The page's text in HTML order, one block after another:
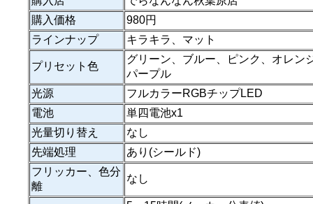
購入価格
980円
ラインナップ
キラキラ、マット
プリセット色
グリーン、ブルー、ピンク、オレン
パープル
光源
フルカラーRGBチップLED
電池
単四電池x1
光量切り替え
なし
先端処理
あり(シールド)
フリッカー、色分
離
なし